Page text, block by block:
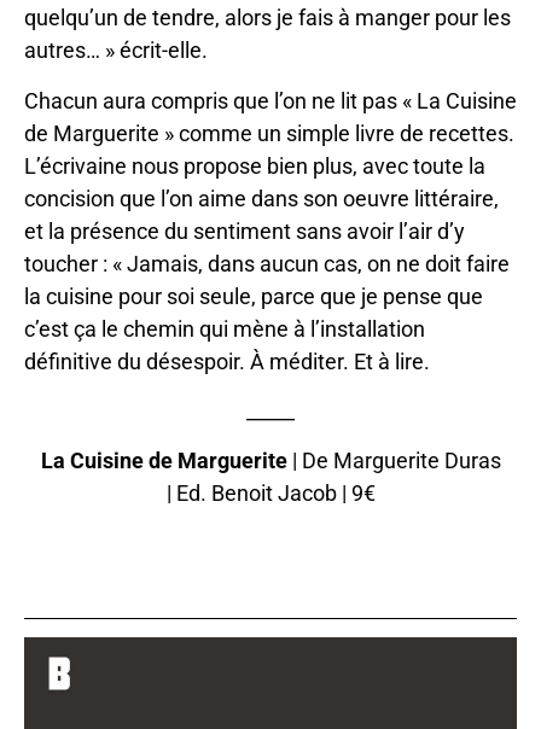
quelqu’un de tendre, alors je fais à manger pour les
autres… » écrit-elle.
Chacun aura compris que l’on ne lit pas « La Cuisine
de Marguerite » comme un simple livre de recettes.
L’écrivaine nous propose bien plus, avec toute la
concision que l’on aime dans son oeuvre littéraire,
et la présence du sentiment sans avoir l’air d’y
toucher : « Jamais, dans aucun cas, on ne doit faire
la cuisine pour soi seule, parce que je pense que
c’est ça le chemin qui mène à l’installation
définitive du désespoir. À méditer. Et à lire.
La Cuisine de Marguerite| De Marguerite Duras
| Ed. Benoit Jacob | 9€